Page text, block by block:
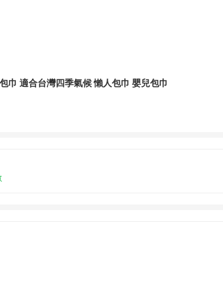
巾 適合台灣四季氣候 懶人包巾 嬰兒包巾